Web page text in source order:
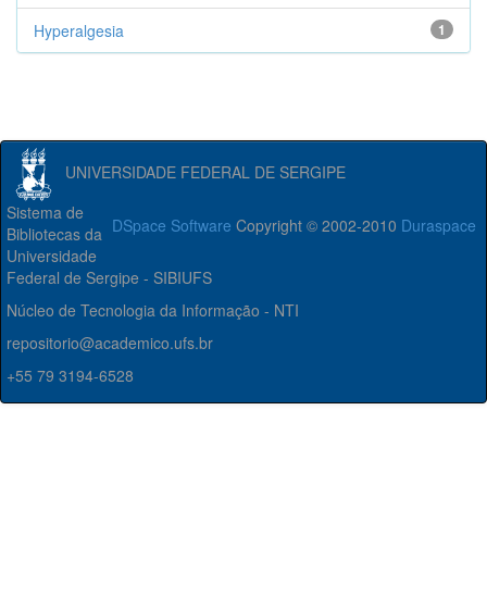
1
Hyperalgesia
UNIVERSIDADE FEDERAL DE SERGIPE
DSpace Software Copyright © 2002-2010 Duraspace
Sistema de
Bibliotecas da
Universidade
Federal de Sergipe - SIBIUFS
Núcleo de Tecnologia da Informação - NTI
repositorio@academico.ufs.br
+55 79 3194-6528